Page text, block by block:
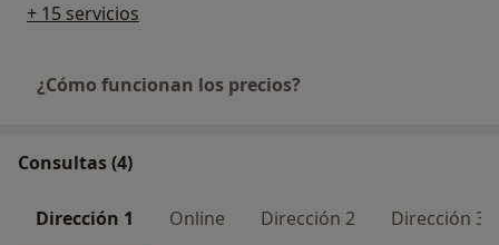
+ 15 servicios
¿Cómo funcionan los precios?
Consultas (4)
Dirección 1 Online Dirección 2 Dirección 3